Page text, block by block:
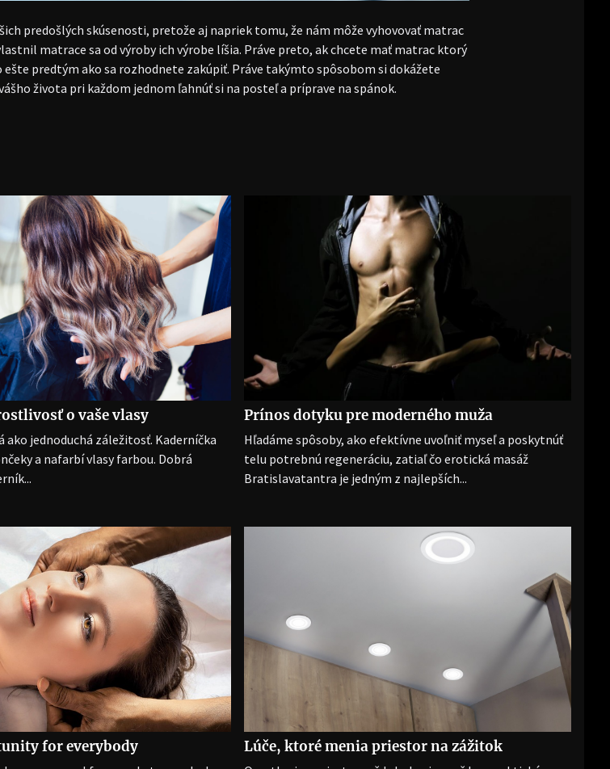
predošlých skúsenosti, pretože aj napriek tomu, že nám môže vyhovovať matrac
matrace sa od výroby ich výrobe líšia. Práve preto, ak chcete mať matrac ktorý
ešte predtým ako sa rozhodnete zakúpiť. Práve takýmto spôsobom si dokážete
života pri každom jednom ľahnúť si na posteľ a príprave na spánok.
o vaše vlasy
ako jednoduchá záležitosť. Kaderníčka
a nafarbí vlasy farbou. Dobrá
Prínos dotyku pre moderného muža
Hľadáme spôsoby, ako efektívne uvoľniť myseľ a poskytnúť
telu potrebnú regeneráciu, zatiaľ čo erotická masáž
Bratislavatantra je jedným z najlepších...
for everybody Lúče, ktoré menia priestor na zážitok